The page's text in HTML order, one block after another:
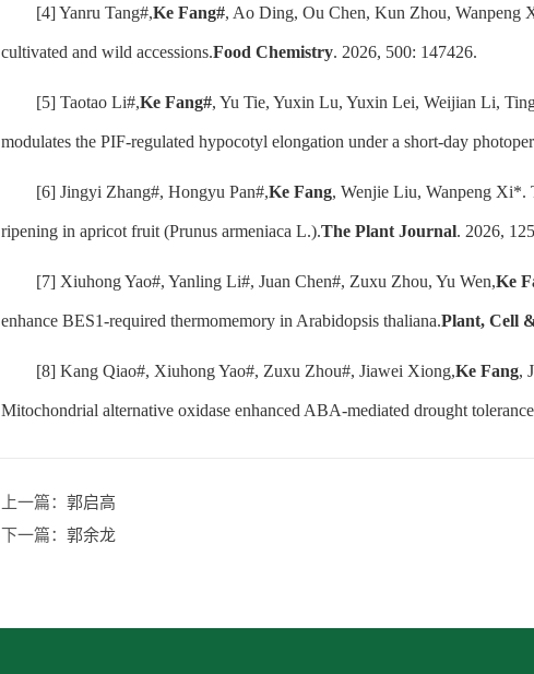
[4] Yanru Tang#,Ke Fang#, Ao Ding, Ou Chen, Kun Zhou, Wanpeng
cultivated and wild accessions.Food Chemistry. 2026, 500: 147426.
[5] Taotao Li#,Ke Fang#, Yu Tie, Yuxin Lu, Yuxin Lei, Weijian Li,
modulates the PIF‐regulated hypocotyl elongation under a short‐day
[6] Jingyi Zhang#, Hongyu Pan#,Ke Fang, Wenjie Liu, Wanpeng Xi*.
ripening in apricot fruit (Prunus armeniaca L.).The Plant Journal. 2026,
[7] Xiuhong Yao#, Yanling Li#, Juan Chen#, Zuxu Zhou, Yu Wen,Ke
enhance BES1‐required thermomemory in Arabidopsis thaliana.Plant, Cell
[8] Kang Qiao#, Xiuhong Yao#, Zuxu Zhou#, Jiawei Xiong,Ke Fang,
Mitochondrial alternative oxidase enhanced ABA-mediated drought
上一篇： 郭启高
下一篇： 郭余龙